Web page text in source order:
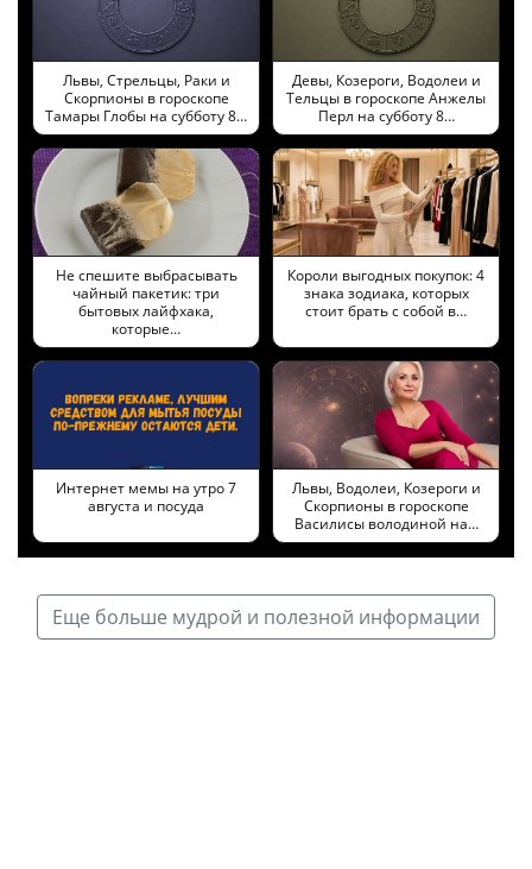
Львы, Стрельцы, Раки и
Скорпионы в гороскопе
Тамары Глобы на субботу 8…
Девы, Козероги, Водолеи и
Тельцы в гороскопе Анжелы
Перл на субботу 8…
Не спешите выбрасывать
чайный пакетик: три
бытовых лайфхака,
которые…
Короли выгодных покупок: 4
знака зодиака, которых
стоит брать с собой в…
Интернет мемы на утро 7
августа и посуда
Львы, Водолеи, Козероги и
Скорпионы в гороскопе
Василисы володиной на…
Еще больше мудрой и полезной информации